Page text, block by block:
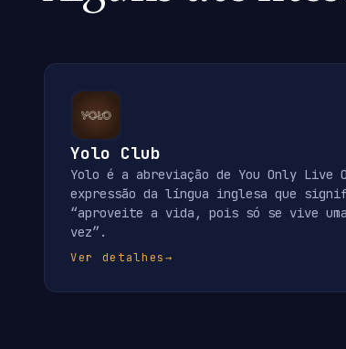
Yolo Club
Yolo é a abreviação de You Only Live
expressão da língua inglesa que
“aproveite a vida, pois só se vive uma
vez”.
Ver detalhes→